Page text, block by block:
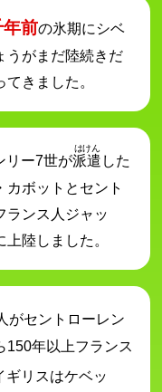
前の氷期にシベ
うがまだ陸続きだ
きました。
リー7世が派遣
はけん
した
カボットと セント
ランス人ジャッ
陸しました。
がセントローレン
150年以上フランス
ギリスはケベッ